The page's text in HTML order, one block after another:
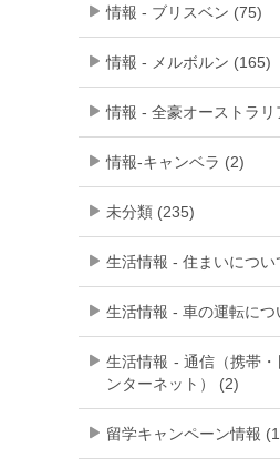
情報 - ブリスベン (75)
情報 - メルボルン (165)
情報 - 全豪オーストラリ
情報-キャンベラ (2)
未分類 (235)
生活情報 - 住まいについ
生活情報 - 車の運転につ
生活情報 - 通信（携帯・
ンターネット） (2)
留学キャンペーン情報